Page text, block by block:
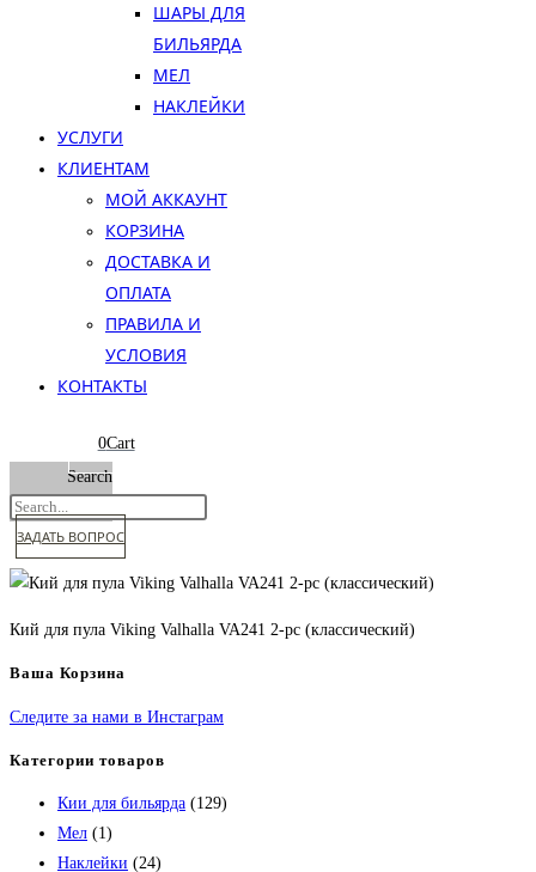
ШАРЫ ДЛЯ
БИЛЬЯРДА
МЕЛ
НАКЛЕЙКИ
УСЛУГИ
КЛИЕНТАМ
МОЙ АККАУНТ
КОРЗИНА
ДОСТАВКА И
ОПЛАТА
ПРАВИЛА И
УСЛОВИЯ
КОНТАКТЫ
0Cart
Search
ЗАДАТЬ ВОПРОС
Кий для пула Viking Valhalla VA241 2-pc (классический)
Ваша Корзина
Следите за нами в Инстаграм
Категории товаров
Кии для бильярда (129)
Мел (1)
Наклейки (24)